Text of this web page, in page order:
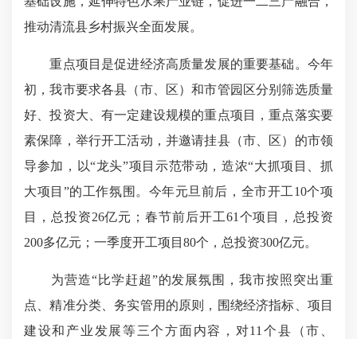
推动清流县乡村振兴全面发展。
重点项目是促进经济高质量发展的重要基础。今年
初，我市要求各县（市、区）和市管园区分别筛选质量
好、投资大、有一定建设规模的重点项目，重点落实要
素保障，举行开工活动，并邀请挂县（市、区）的市领
导参加，以“龙头”项目示范带动，造浓“大抓项目、抓
大项目”的工作氛围。今年元旦前后，全市开工10个项
目，总投资26亿元；春节前后开工61个项目，总投资
200多亿元；一季度开工项目80个，总投资300亿元。
为营造“比学赶超”的发展氛围，我市按照突出重
点、精准分类、务实管用的原则，围绕经济指标、项目
建设和产业发展等三个方面内容，对11个县（市、